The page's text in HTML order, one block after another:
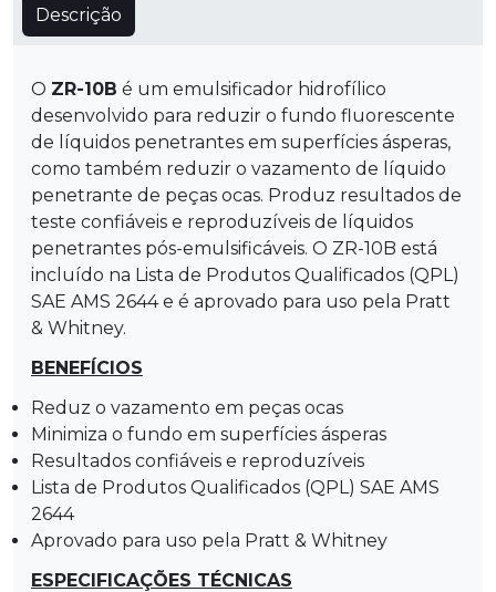
Descrição
O ZR-10B é um emulsificador hidrofílico
desenvolvido para reduzir o fundo fluorescente
de líquidos penetrantes em superfícies ásperas,
como também reduzir o vazamento de líquido
penetrante de peças ocas. Produz resultados de
teste confiáveis e reproduzíveis de líquidos
penetrantes pós-emulsificáveis. O ZR-10B está
incluído na Lista de Produtos Qualificados (QPL)
SAE AMS 2644 e é aprovado para uso pela Pratt
& Whitney.
BENEFÍCIOS
Reduz o vazamento em peças ocas
Minimiza o fundo em superfícies ásperas
Resultados confiáveis e reproduzíveis
Lista de Produtos Qualificados (QPL) SAE AMS
2644
Aprovado para uso pela Pratt & Whitney
ESPECIFICAÇÕES TÉCNICAS